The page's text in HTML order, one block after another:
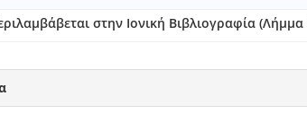
στην Ιονική Βιβλιογραφία (Λήμμα